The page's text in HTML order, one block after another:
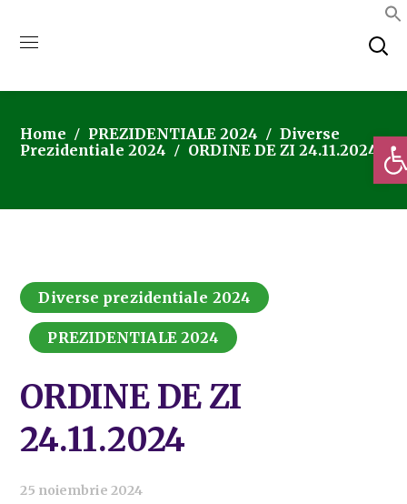
Home PREZIDENTIALE 2024
Diverse
Prezidentiale 2024
ORDINE DE ZI 24.11.2024
Diverse prezidentiale 2024
PREZIDENTIALE 2024
ORDINE DE ZI
24.11.2024
25 noiembrie 2024